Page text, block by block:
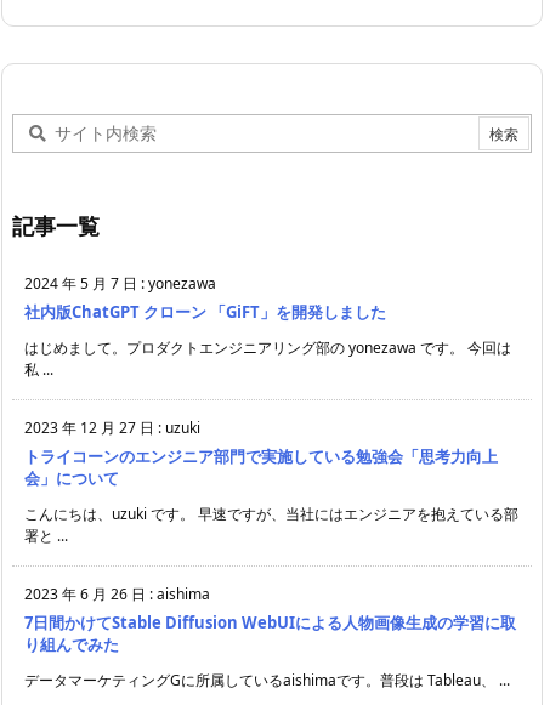
記事一覧
2024 年 5 月 7 日 :yonezawa
社内版ChatGPT クローン 「GiFT」を開発しました
はじめまして。プロダクトエンジニアリング部の yonezawa です。 今回は
私 ...
2023 年 12 月 27 日 : uzuki
トライコーンのエンジニア部門で実施している勉強会「思考力向上
会」について
こんにちは、uzuki です。 早速ですが、当社にはエンジニアを抱えている部
署と ...
2023 年 6 月 26 日 :aishima
7日間かけてStable Diffusion WebUIによる人物画像生成の学習に取
り組んでみた
データマーケティングGに所属しているaishimaです。普段は Tableau、 ...